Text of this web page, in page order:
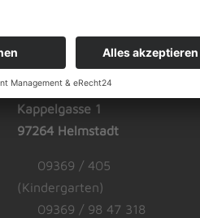
Kindervilla St. Josef
Kappelgasse 1
97264 Helmstadt
09369 / 405
(Kindergarten)
09369 / 98 47 318